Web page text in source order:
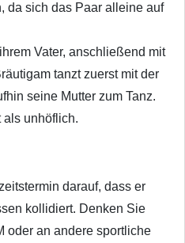
da sich das Paar alleine auf
Vater, anschließend mit
tanzt zuerst mit der
seine Mutter zum Tanz.
als unhöflich.
darauf, dass er
kollidiert. Denken Sie
oder an andere sportliche